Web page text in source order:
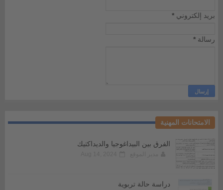
بريد إلكتروني *
رسالة *
الامتحانات المهنية
الفرق بين البيداغوجيا والديداكتيك
دراسة حالة تربوية